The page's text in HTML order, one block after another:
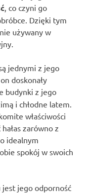
, co czyni go
Dzięki tym
używany w
jednymi z jego
doskonały
budynki z jego
i chłodne latem.
właściwości
zarówno z
idealnym
spokój w swoich
jest jego odporność